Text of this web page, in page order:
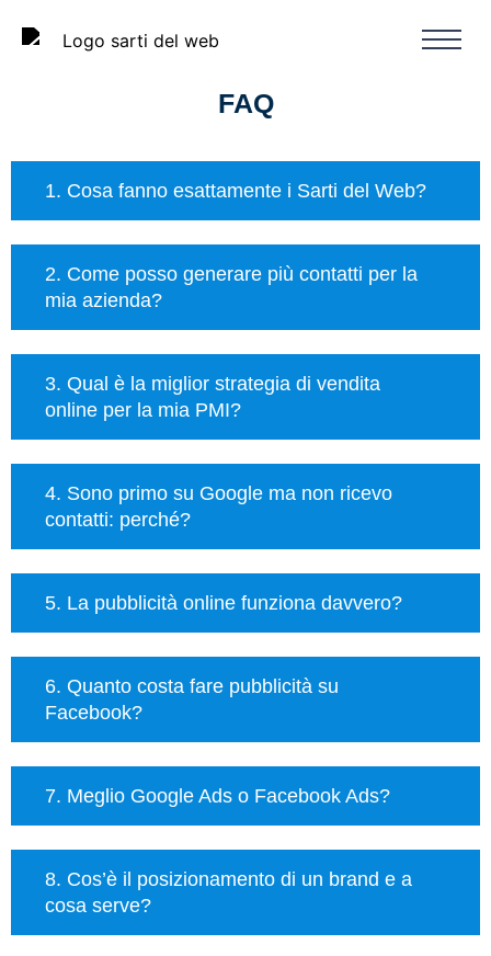
FAQ
1. Cosa fanno esattamente i Sarti del Web?
2. Come posso generare più contatti per la
mia azienda?
3. Qual è la miglior strategia di vendita
online per la mia PMI?
4. Sono primo su Google ma non ricevo
contatti: perché?
5. La pubblicità online funziona davvero?
6. Quanto costa fare pubblicità su
Facebook?
7. Meglio Google Ads o Facebook Ads?
8. Cos’è il posizionamento di un brand e a
cosa serve?